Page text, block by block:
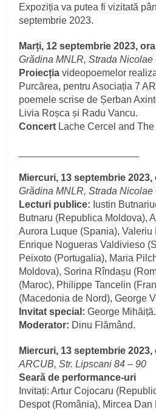
Expoziția va putea fi vizitată
septembrie 2023.
Marți, 12 septembrie 2023,
Grădina MNLR, Strada Nicolae
Proiecția videopoemelor
Purcărea, pentru Asociația 7
poemele scrise de Șerban
Livia Roșca și Radu Vancu.
Concert Lache Cercel and
Miercuri, 13 septembrie 2023,
Grădina MNLR, Strada Nicolae
Lecturi publice: Iustin
Butnaru (Republica Moldova),
Aurora Luque (Spania), Valeriu
Enrique Nogueras Valdivieso
Peixoto (Portugalia), Maria
Moldova), Sorina Rîndașu
(Maroc), Philippe Tancelin
(Macedonia de Nord), George
Invitat special: George Mihăiță.
Moderator: Dinu Flămând.
Miercuri, 13 septembrie 2023,
ARCUB, Str. Lipscani 84 – 90
Seară de performance-uri
Invitați: Artur Cojocaru
Despot (România), Mircea Dan